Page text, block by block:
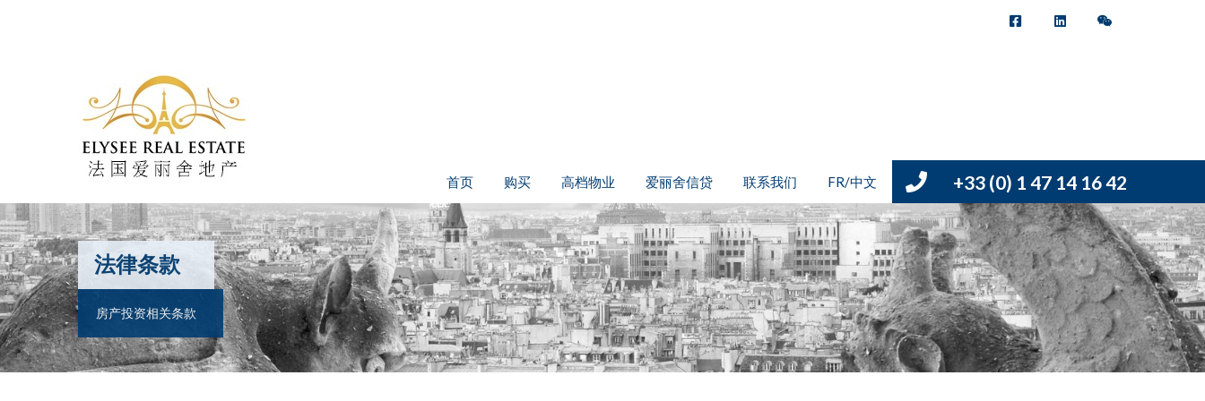
+33 (0) 1 47 14 16 42
首页 购买 高档物业 爱丽舍信贷 联系我们 FR/中文
法律条款
房产投资相关条款